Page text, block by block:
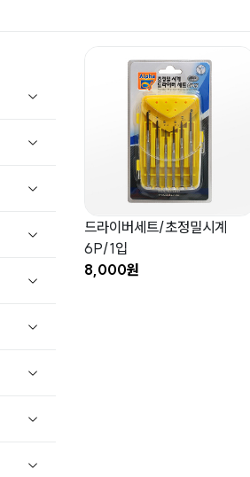
드라이버세트/초정밀시계
6P/1입
8,000원